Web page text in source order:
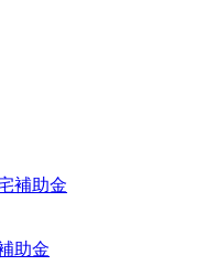
助金